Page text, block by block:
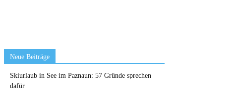
Neue Beiträge
Skiurlaub in See im Paznaun: 57 Gründe sprechen
dafür